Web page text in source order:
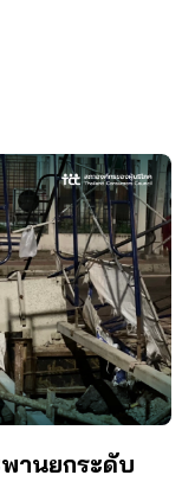
พานยกระดับ